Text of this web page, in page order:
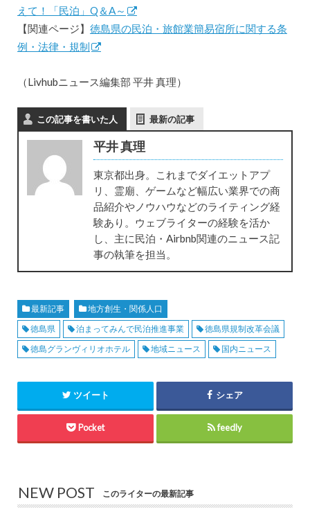
えて！「民泊」Q＆A～
【関連ページ】 徳島県の民泊・旅館業簡易宿所に関する条
例・法律・規制
（Livhubニュース編集部 平井 真理）
この記事を書いた人 最新の記事
平井 真理
東京都出身。これまでダイエットアプ
リ、霊廟、ゲームなど幅広い業界での商
品紹介やノウハウなどのライティング経
験あり。ウェブライターの経験を活か
し、主に民泊・Airbnb関連のニュース記
事の執筆を担当。
最新記事
地方創生・関係人口
徳島県
泊まってみんで民泊推進事業
徳島県規制改革会議
徳島グランヴィリオホテル
地域ニュース 国内ニュース
ツイート シェア
Pocket feedly
NEW POST このライターの最新記事